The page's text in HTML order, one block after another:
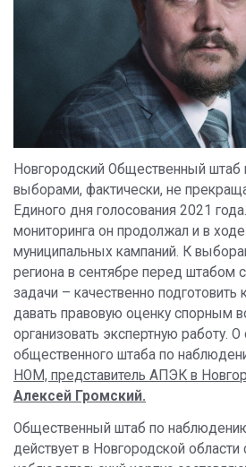
Новгородский Общественный
выборами, фактически, не
Единого дня голосования 2021
мониторинга он продолжал и в
муниципальных кампаний. К
региона в сентябре перед штабом
задачи – качественно подготовить
давать правовую оценку спорным
организовать экспертную работу.
общественного штаба по
НОМ, представитель АПЭК в
Алексей Громский.
Общественный штаб по
действует в Новгородской области